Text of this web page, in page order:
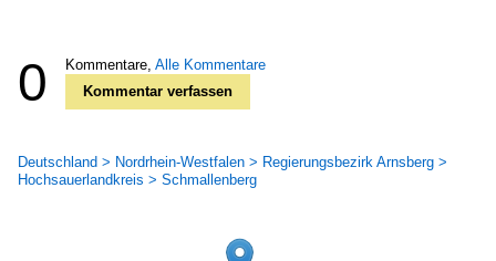
0 Kommentare, Alle Kommentare
Kommentar verfassen
Deutschland > Nordrhein-Westfalen > Regierungsbezirk Arnsberg >
Hochsauerlandkreis > Schmallenberg